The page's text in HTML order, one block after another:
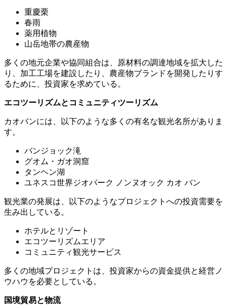
重慶栗
春雨
薬用植物
山岳地帯の農産物
多くの地元企業や協同組合は、原材料の調達地域を拡大した
り、加工工場を建設したり、農産物ブランドを開発したりす
るために、投資家を求めている。
エコツーリズムとコミュニティツーリズム
カオバンには、以下のような多くの有名な観光名所がありま
す。
バンジョック滝
グオム・ガオ洞窟
タンヘン湖
ユネスコ世界ジオパーク ノンヌオック カオ バン
観光業の発展は、以下のようなプロジェクトへの投資需要を
生み出している。
ホテルとリゾート
エコツーリズムエリア
コミュニティ観光サービス
多くの地域プロジェクトは、投資家からの資金提供と経営ノ
ウハウを必要としている。
国境貿易と物流